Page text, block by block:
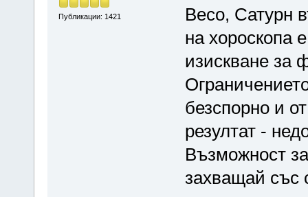
Публикации: 1421
Весо, Сатурн
на хороскопа
изискване за
безспорно и
резултат -
Възможност
захващай със